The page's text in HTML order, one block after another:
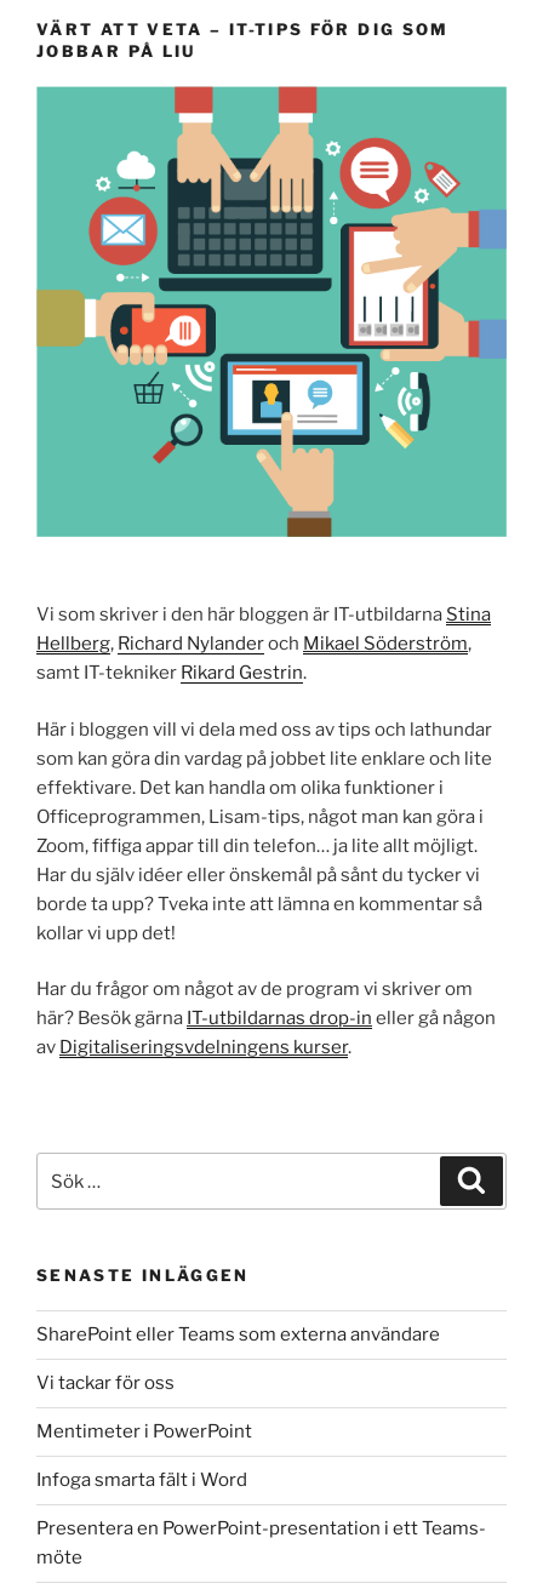
VÄRT ATT VETA – IT-TIPS FÖR DIG SOM
JOBBAR PÅ LIU
Vi som skriver i den här bloggen är IT-utbildarna Stina
Hellberg, Richard Nylanderoch Mikael Söderström,
samt IT-tekniker Rikard Gestrin.
Här i bloggen vill vi dela med oss av tips och lathundar
som kan göra din vardag på jobbet lite enklare och lite
effektivare. Det kan handla om olika funktioner i
Officeprogrammen, Lisam-tips, något man kan göra i
Zoom, fiffiga appar till din telefon… ja lite allt möjligt.
Har du själv idéer eller önskemål på sånt du tycker vi
borde ta upp? Tveka inte att lämna en kommentar så
kollar vi upp det!
Har du frågor om något av de program vi skriver om
här? Besök gärna IT-utbildarnas drop-in eller gå någon
av Digitaliseringsvdelningens kurser.
efter:
SENASTE INLÄGGEN
SharePoint eller Teams som externa användare
Vi tackar för oss
Mentimeter i PowerPoint
Infoga smarta fält i Word
Presentera en PowerPoint-presentation i ett Teams-
möte